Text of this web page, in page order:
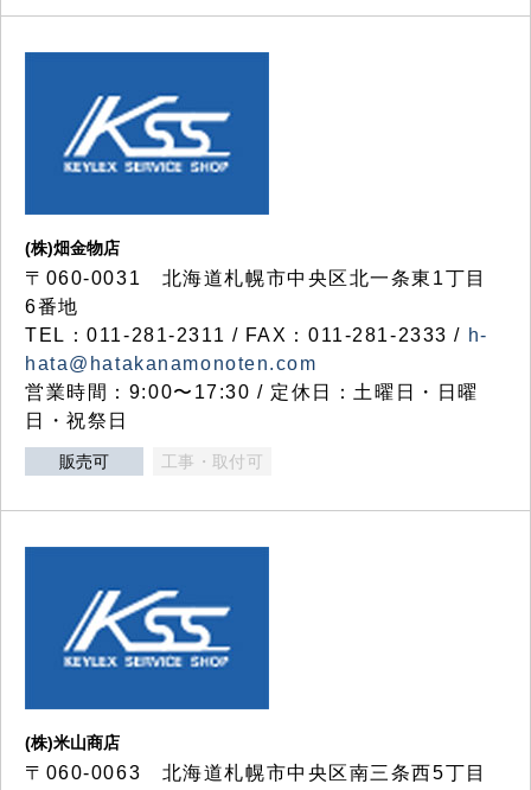
(株)畑金物店
〒060-0031 北海道札幌市中央区北一条東1丁目
6番地
TEL：011-281-2311 / FAX：011-281-2333 / h-
hata@hatakanamonoten.com
営業時間：9:00〜17:30 / 定休日：土曜日・日曜
日・祝祭日
販売可 工事・取付可
(株)米山商店
〒060-0063 北海道札幌市中央区南三条西5丁目